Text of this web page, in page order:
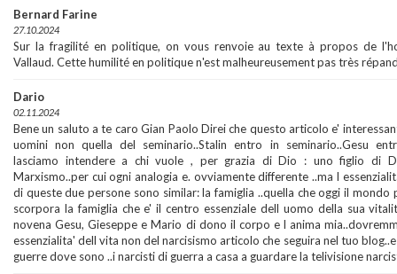
Bernard Farine
27.10.2024
Sur la fragilité en politique, on vous renvoie au texte à propos de
Vallaud. Cette humilité en politique n'est malheureusement pas très
Dario
02.11.2024
Bene un saluto a te caro Gian Paolo Direi che questo articolo e'
uomini non quella del seminario..Stalin entro in seminario..Gesu
lasciamo intendere a chi vuole , per grazia di Dio : uno figlio di
Marxismo..per cui ogni analogia e. ovviamente differente ..ma l
di queste due persone sono similar: la famiglia ..quella che oggi il mondo
scorpora la famiglia che e' il centro essenziale dell uomo della sua
novena Gesu, Gieseppe e Mario di dono il corpo e l anima
essenzialita' dell vita non del narcisismo articolo che seguira nel tuo
guerre dove sono ..i narcisti di guerra a casa a guardare la telivisione